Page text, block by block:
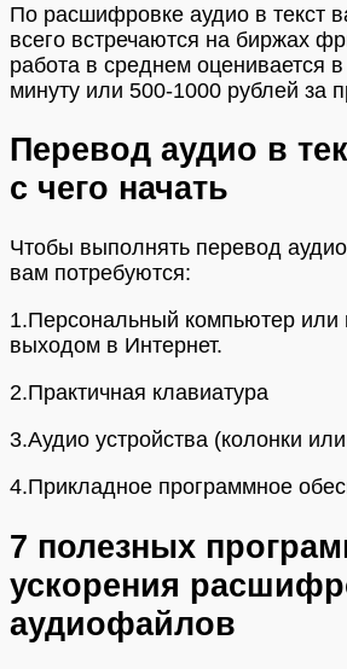
По расшифровке аудио в текст
всего встречаются на биржах
работа в среднем оценивается
минуту или 500-1000 рублей за
Перевод аудио в
с чего начать
Чтобы выполнять перевод аудио
вам потребуются:
1.Персональный компьютер или
выходом в Интернет.
2.Практичная клавиатура
3.Аудио устройства (колонки
4.Прикладное программное
7 полезных
ускорения
аудиофайлов